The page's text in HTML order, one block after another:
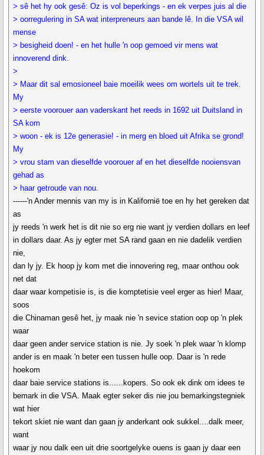
> sê het hy ook gesê: Oz is vol beperkings - en ek verpes juis al die
> oorregulering in SA wat interpreneurs aan bande lê. In die VSA wil
mense
> besigheid doen! - en het hulle 'n oop gemoed vir mens wat
innoverend dink.
>
> Maar dit sal emosioneel baie moeilik wees om wortels uit te trek.
My
> eerste voorouer aan vaderskant het reeds in 1692 uit Duitsland in
SA kom
> woon - ek is 12e generasie! - in merg en bloed uit Afrika se grond!
My
> vrou stam van dieselfde voorouer af en het dieselfde nooiensvan
gehad as
> haar getroude van nou.
------'n Ander mennis van my is in Kalifornië toe en hy het gereken dat
as
jy reeds 'n werk het is dit nie so erg nie want jy verdien dollars en leef
in dollars daar. As jy egter met SA rand gaan en nie dadelik verdien
nie,
dan ly jy. Ek hoop jy kom met die innovering reg, maar onthou ook
net dat
daar waar kompetisie is, is die komptetisie veel erger as hier! Maar,
soos
die Chinaman gesê het, jy maak nie 'n sevice station oop op 'n plek
waar
daar geen ander service station is nie. Jy soek 'n plek waar 'n klomp
ander is en maak 'n beter een tussen hulle oop. Daar is 'n rede
hoekom
daar baie service stations is......kopers. So ook ek dink om idees te
bemark in die VSA. Maak egter seker dis nie jou bemarkingstegniek
wat hier
tekort skiet nie want dan gaan jy anderkant ook sukkel....dalk meer,
want
waar jy nou dalk een uit drie soortgelyke ouens is gaan jy daar een